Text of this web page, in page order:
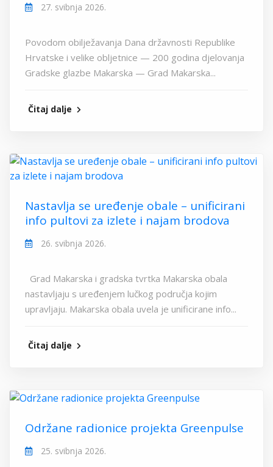
27. svibnja 2026.
Povodom obilježavanja Dana državnosti Republike
Hrvatske i velike obljetnice — 200 godina djelovanja
Gradske glazbe Makarska — Grad Makarska...
Čitaj dalje
Nastavlja se uređenje obale – unificirani
info pultovi za izlete i najam brodova
26. svibnja 2026.
Grad Makarska i gradska tvrtka Makarska obala
nastavljaju s uređenjem lučkog područja kojim
upravljaju. Makarska obala uvela je unificirane info...
Čitaj dalje
Održane radionice projekta Greenpulse
25. svibnja 2026.